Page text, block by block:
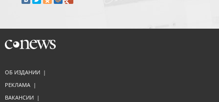
ОБ ИЗДАНИИ |
РЕКЛАМА |
ВАКАНСИИ |